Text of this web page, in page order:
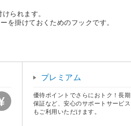
られます。
を掛けておくためのフックです。
プレミアム
優待ポイントでさらにおトク！長期
保証など、安心のサポートサービス
もご利用いただけます。